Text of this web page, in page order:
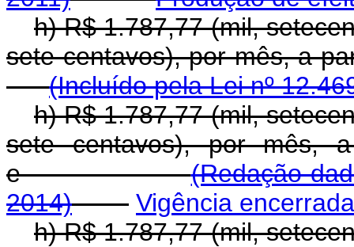
h) R$ 1.787,77 (mil,
sete centavos), por mês,
(Incluído pela Lei nº
h) R$ 1.787,77 (mil,
sete centavos), por mês,
e(Redação
2014)
Vigência encerrada
h) R$ 1.787,77 (mil,